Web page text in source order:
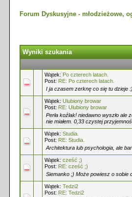
Forum Dyskusyjne - młodzieżowe,
Wyniki szukania
Wątek: Po czterech latach.
Post: RE: Po czterech latach.
I ja czasem zerknę co się tu dzieje
Wątek: Ulubiony browar
Post: RE: Ulubiony browar
Perła koźlak! niedawno wyszło ale
nie miałem. 0,33 czystej
Wątek: Studia.
Post: RE: Studia.
Architektura lub psychologia, ale
Wątek: cześć ;)
Post: RE: cześć ;)
Siemanko ;) Może powiesz o sobie
Wątek: Tedzi2
Post: RE: Tedzi2